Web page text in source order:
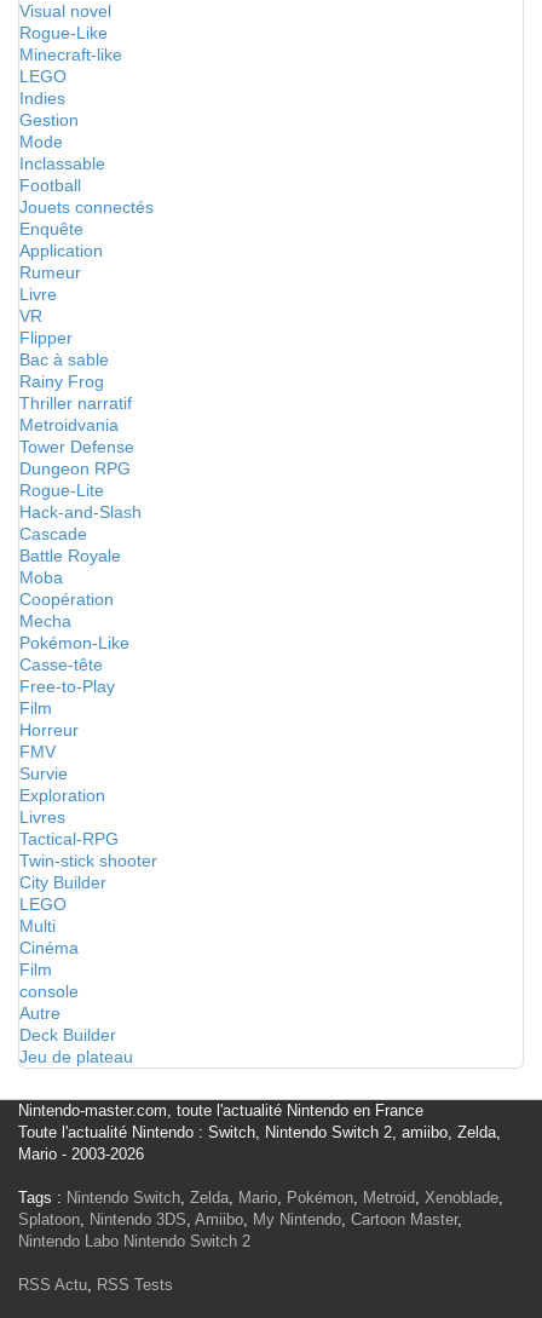
Visual novel
Rogue-Like
Minecraft-like
LEGO
Indies
Gestion
Mode
Inclassable
Football
Jouets connectés
Enquête
Application
Rumeur
Livre
VR
Flipper
Bac à sable
Rainy Frog
Thriller narratif
Metroidvania
Tower Defense
Dungeon RPG
Rogue-Lite
Hack-and-Slash
Cascade
Battle Royale
Moba
Coopération
Mecha
Pokémon-Like
Casse-tête
Free-to-Play
Film
Horreur
FMV
Survie
Exploration
Livres
Tactical-RPG
Twin-stick shooter
City Builder
LEGO
Multi
Cinéma
Film
console
Autre
Deck Builder
Jeu de plateau
Nintendo-master.com, toute l'actualité Nintendo en France
Toute l'actualité Nintendo : Switch, Nintendo Switch 2, amiibo, Zelda,
Mario - 2003-2026
Tags : Nintendo Switch, Zelda, Mario, Pokémon, Metroid, Xenoblade,
Splatoon, Nintendo 3DS, Amiibo, My Nintendo, Cartoon Master,
Nintendo Labo Nintendo Switch 2
RSS Actu, RSS Tests